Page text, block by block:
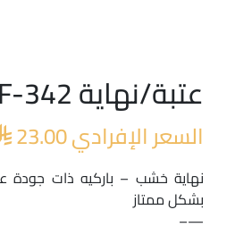
عتبة/نهاية F-342
السعر الإفرادي23.00
نهاية خشب – باركيه ذات جودة
بشكل ممتاز
—–